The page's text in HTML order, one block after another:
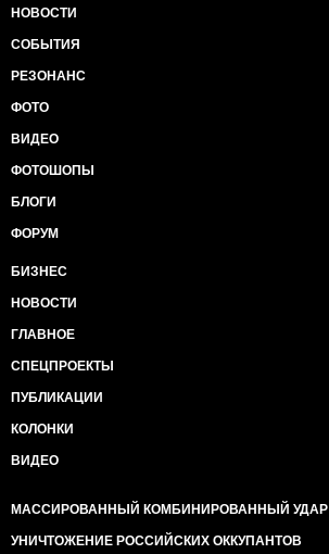
НОВОСТИ
СОБЫТИЯ
РЕЗОНАНС
ФОТО
ВИДЕО
ФОТОШОПЫ
БЛОГИ
ФОРУМ
БИЗНЕС
НОВОСТИ
ГЛАВНОЕ
СПЕЦПРОЕКТЫ
ПУБЛИКАЦИИ
КОЛОНКИ
ВИДЕО
МАССИРОВАННЫЙ КОМБИНИРОВАННЫЙ УДАР
УНИЧТОЖЕНИЕ РОССИЙСКИХ ОККУПАНТОВ